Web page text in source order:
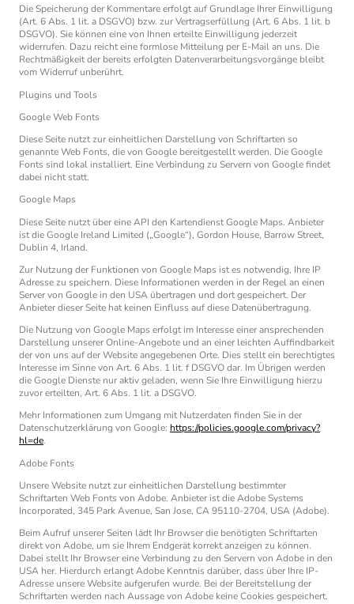
Die Speicherung der Kommentare erfolgt auf Grundlage Ihrer Einwilligung
(Art. 6 Abs. 1 lit. a DSGVO) bzw. zur Vertragserfüllung (Art. 6 Abs. 1 lit. b
DSGVO). Sie können eine von Ihnen erteilte Einwilligung jederzeit
widerrufen. Dazu reicht eine formlose Mitteilung per E-Mail an uns. Die
Rechtmäßigkeit der bereits erfolgten Datenverarbeitungsvorgänge bleibt
vom Widerruf unberührt.
Plugins und Tools
Google Web Fonts
Diese Seite nutzt zur einheitlichen Darstellung von Schriftarten so
genannte Web Fonts, die von Google bereitgestellt werden. Die Google
Fonts sind lokal installiert. Eine Verbindung zu Servern von Google findet
dabei nicht statt.
Google Maps
Diese Seite nutzt über eine API den Kartendienst Google Maps. Anbieter
ist die Google Ireland Limited („Google“), Gordon House, Barrow Street,
Dublin 4, Irland.
Zur Nutzung der Funktionen von Google Maps ist es notwendig, Ihre IP
Adresse zu speichern. Diese Informationen werden in der Regel an einen
Server von Google in den USA übertragen und dort gespeichert. Der
Anbieter dieser Seite hat keinen Einfluss auf diese Datenübertragung.
Die Nutzung von Google Maps erfolgt im Interesse einer ansprechenden
Darstellung unserer Online-Angebote und an einer leichten Auffindbarkeit
der von uns auf der Website angegebenen Orte. Dies stellt ein berechtigtes
Interesse im Sinne von Art. 6 Abs. 1 lit. f DSGVO dar. Im Übrigen werden
die Google Dienste nur aktiv geladen, wenn Sie Ihre Einwilligung hierzu
zuvor erteilten, Art. 6 Abs. 1 lit. a DSGVO.
Mehr Informationen zum Umgang mit Nutzerdaten finden Sie in der
Datenschutzerklärung von Google: https://policies.google.com/privacy?
hl=de.
Adobe Fonts
Unsere Website nutzt zur einheitlichen Darstellung bestimmter
Schriftarten Web Fonts von Adobe. Anbieter ist die Adobe Systems
Incorporated, 345 Park Avenue, San Jose, CA 95110-2704, USA (Adobe).
Beim Aufruf unserer Seiten lädt Ihr Browser die benötigten Schriftarten
direkt von Adobe, um sie Ihrem Endgerät korrekt anzeigen zu können.
Dabei stellt Ihr Browser eine Verbindung zu den Servern von Adobe in den
USA her. Hierdurch erlangt Adobe Kenntnis darüber, dass über Ihre IP-
Adresse unsere Website aufgerufen wurde. Bei der Bereitstellung der
Schriftarten werden nach Aussage von Adobe keine Cookies gespeichert.